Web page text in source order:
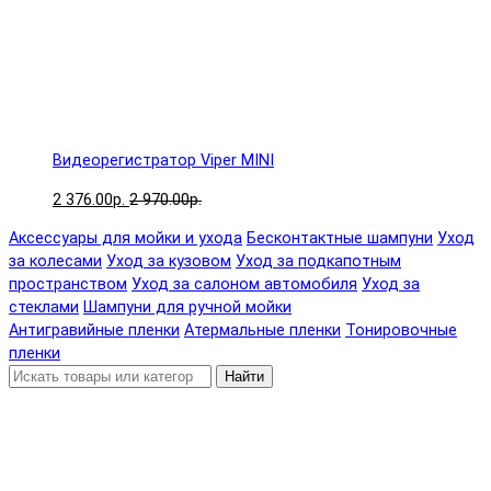
Видеорегистратор Viper MINI
2 376.00р. 2 970.00р.
Аксессуары для мойки и ухода Бесконтактные шампуни Уход
за колесами Уход за кузовом Уход за подкапотным
пространством Уход за салоном автомобиля Уход за
стеклами Шампуни для ручной мойки
Антигравийные пленки Атермальные пленки Тонировочные
пленки
Найти